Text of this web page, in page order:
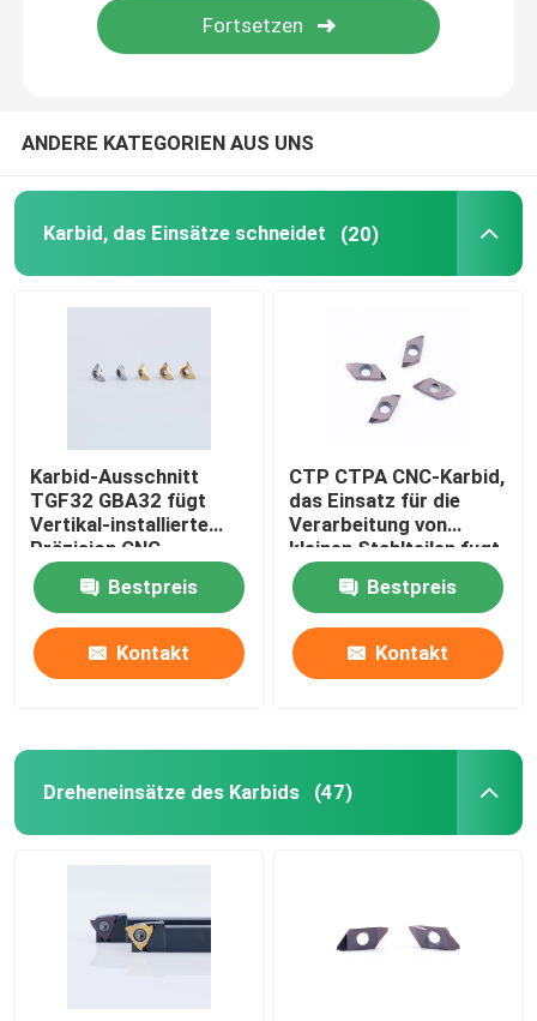
Karbid-Bohrgeräte
Cnc-Werkzeughalter
ANDERE KATEGORIEN AUS UNS
Karbid, das Einsätze schneidet (20)
Karbid-Ausschnitt
TGF32 GBA32 fügt
Vertikal-installierte
Präzision CNC
Drehbank ein
Bestpreis
Kontakt
CTP CTPA CNC-Karbid,
das Einsatz für die
Verarbeitung von
kleinen Stahlteilen fugt
Bestpreis
Kontakt
Dreheneinsätze des Karbids (47)